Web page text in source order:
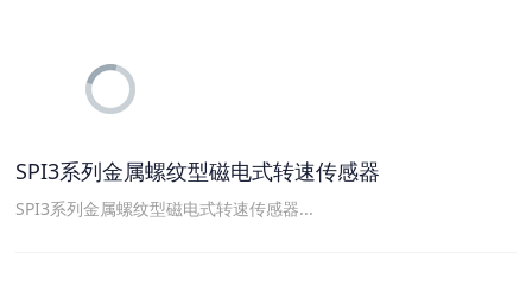
SPI3系列金属螺纹型磁电式转速传感器
SPI3系列金属螺纹型磁电式转速传感器...